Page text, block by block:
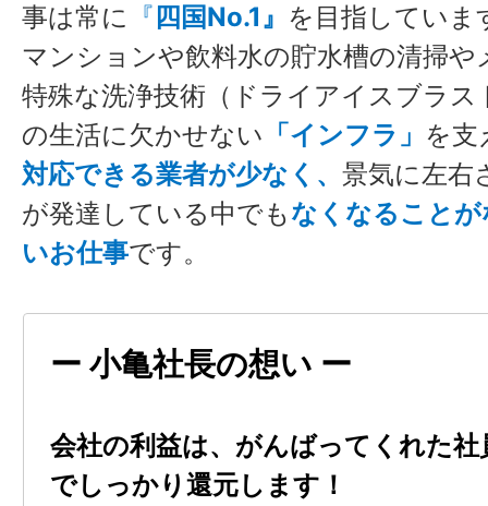
事は常に 『 四国No.1』 を目指していま
マンションや飲料水の貯水槽の清掃
特殊な洗浄技術（ドライアイスブラス
の生活に欠かせない 「インフラ」 を支
対応できる業者が少なく、 景気に左右
が発達している中でもなくなること
いお仕事です。
ー 小亀社長の想い ー
会社の利益は、がんばってくれた社
でしっかり還元します！